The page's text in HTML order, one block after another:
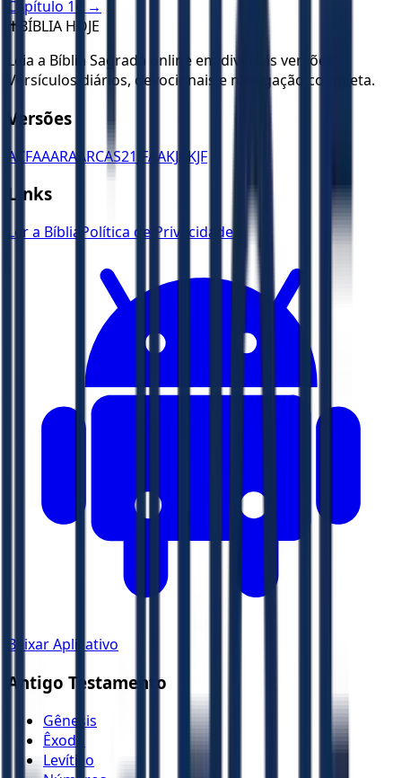
Capítulo 16
→
✝️ BÍBLIA HOJE
Leia a Bíblia Sagrada online em diversas versões.
Versículos diários, devocionais e navegação completa.
Versões
ACFAAARA ARCAS21 JFAAKJA KJF
Links
Ler a Bíblia Política de Privacidade
Baixar Aplicativo
Antigo Testamento
Gênesis
Êxodo
Levítico